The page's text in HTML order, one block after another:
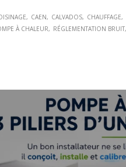
CAEN CALVADOS CHAUFFAGE
À CHALEUR RÉGLEMENTATION BRUIT